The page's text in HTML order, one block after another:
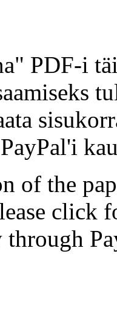
PDF-i
of the
click